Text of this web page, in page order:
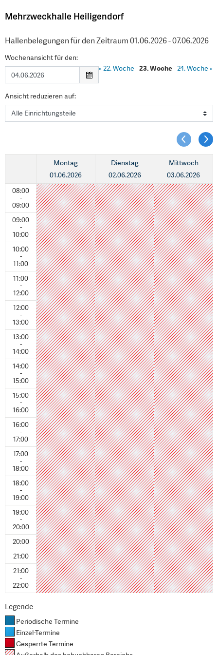
Mehrzweckhalle Heiligendorf
Hallenbelegungen für den Zeitraum 01.06.2026 - 07.06.2026
Wochenansicht für den:
«22. Woche 23. Woche 24. Woche »
Ansicht reduzieren auf:
08:00
-
09:00
09:00
-
10:00
10:00
-
11:00
11:00
-
12:00
12:00
-
13:00
13:00
-
14:00
14:00
-
15:00
15:00
-
16:00
16:00
-
17:00
17:00
-
18:00
18:00
-
19:00
19:00
-
20:00
20:00
-
21:00
21:00
-
22:00
Montag
01.06.2026
Dienstag
02.06.2026
Mittwoch
03.06.2026
Legende
Periodische Termine
Einzel-Termine
Gesperrte Termine